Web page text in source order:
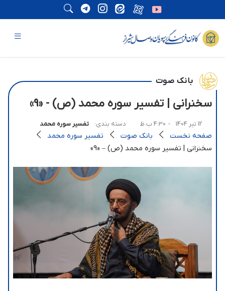
بانک صوت
سخنرانی | تفسير سوره محمد (ص) - «9»
12 تیر 1404 - 4:30 ب.ظ دسته بندی: تفسیر سوره محمد
صفحه نخست بانک صوت
تفسیر سوره محمد
سخنرانی | تفسير سوره محمد (ص) – «9»